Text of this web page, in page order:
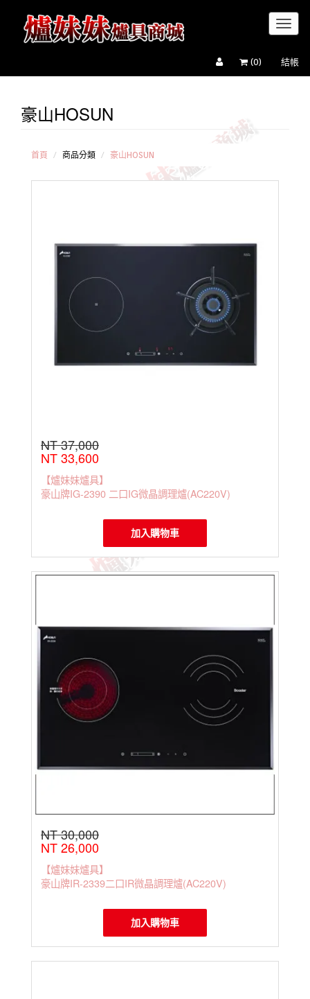
(0) 結帳
櫻花牌
Electrolux
HOSUN
豪山HOSUN
首頁 商品分類 豪山HOSUN
NT 37,000
NT 33,600
【爐妹妹爐具】
豪山牌IG-2390 二口IG微晶調理爐(AC220V)
加入購物車
NT 30,000
NT 26,000
【爐妹妹爐具】
豪山牌IR-2339二口IR微晶調理爐(AC220V)
加入購物車